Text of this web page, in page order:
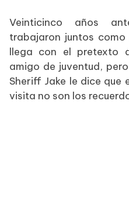
Veinticinco años
trabajaron juntos
llega con el pretexto
amigo de juventud,
Sheriff Jake le dice que
visita no son los